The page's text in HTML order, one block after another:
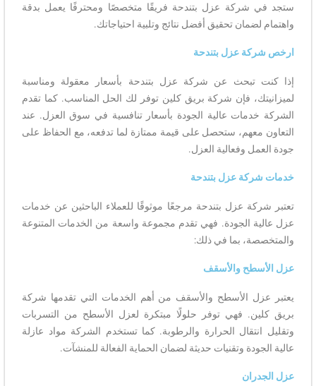
ستجد في شركة عزل بتندحة فريقًا متخصصًا ومحترفًا يعمل بدقة
واهتمام لضمان تحقيق أفضل نتائج وتلبية احتياجاتك.
ارخص شركة عزل بتندحة
إذا كنت تبحث عن شركة عزل بتندحة بأسعار معقولة ومناسبة
لميزانيتك، فإن شركة بريق كلين توفر لك الحل المناسب. كما تقدم
الشركة خدمات عالية الجودة بأسعار تنافسية في سوق العزل. عند
التعاون معهم، ستحصل على قيمة ممتازة لما تدفعه، مع الحفاظ على
جودة العمل وفعالية العزل.
خدمات شركة عزل بتندحة
تعتبر شركة عزل بتندحة مرجعًا موثوقًا للعملاء الباحثين عن خدمات
عزل عالية الجودة. فهي تقدم مجموعة واسعة من الخدمات المتنوعة
والمتخصصة، بما في ذلك:
عزل الأسطح والأسقف
يعتبر عزل الأسطح والأسقف من أهم الخدمات التي تقدمها شركة
بريق كلين. فهي توفر حلولًا مبتكرة لعزل الأسطح من التسربات
وتقليل انتقال الحرارة والرطوبة. كما تستخدم الشركة مواد عازلة
عالية الجودة وتقنيات حديثة لضمان الحماية الفعالة للمنشآت.
عزل الجدران